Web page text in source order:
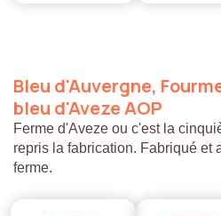
Bleu d'Auvergne,
bleu d'AvezeAOP
Ferme d'Aveze ou c'est la
repris la fabrication. Fabriqué et
ferme.